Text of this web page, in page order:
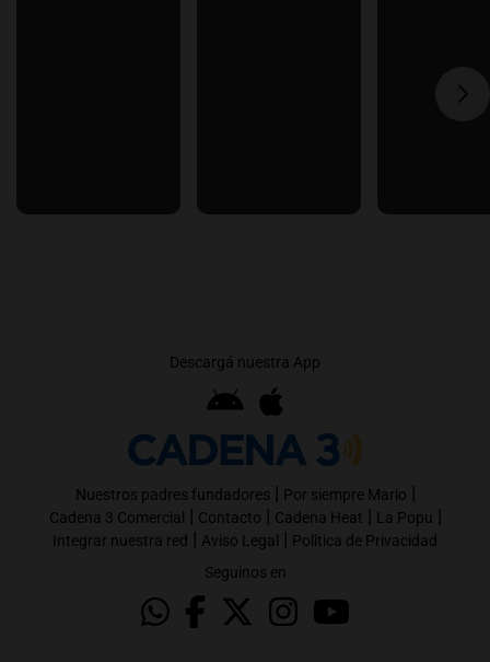
Descargá nuestra App
Nuestros padres fundadores | Por siempre Mario |
Cadena 3 Comercial | Contacto | Cadena Heat | La Popu |
Integrar nuestra red | Aviso Legal | Política de Privacidad
Seguinos en